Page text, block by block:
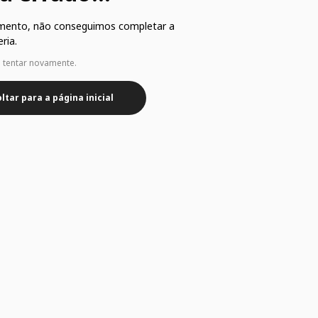
não conseguimos completar a
novamente.
para a página inicial